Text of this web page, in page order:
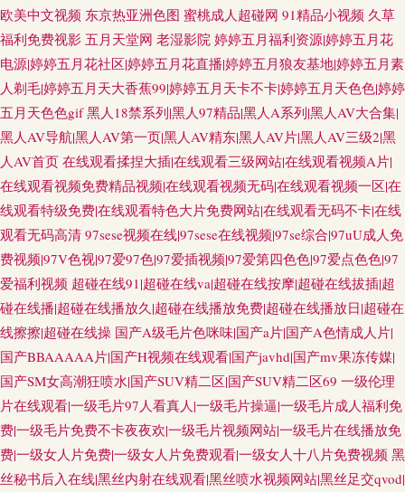
欧美中文视频 东京热亚洲色图 蜜桃成人超碰网 91精品小视频 久草
福利免费视影 五月天堂网 老湿影院 婷婷五月福利资源|婷婷五月花
电源|婷婷五月花社区|婷婷五月花直播|婷婷五月狼友基地|婷婷五月素
人剃毛|婷婷五月天大香蕉99|婷婷五月天卡不卡|婷婷五月天色色|婷婷
五月天色色gif 黑人18禁系列|黑人97精品|黑人A系列|黑人AV大合集|
黑人AV导航|黑人AV第一页|黑人AV精东|黑人AV片|黑人AV三级2|黑
人AV首页 在线观看揉捏大插|在线观看三级网站|在线观看视频A片|
在线观看视频免费精品视频|在线观看视频无码|在线观看视频一区|在
线观看特级免费|在线观看特色大片免费网站|在线观看无码不卡|在线
观看无码高清 97sese视频在线|97sese在线视频|97se综合|97uU成人免
费视频|97V色视|97爱97色|97爱插视频|97爱第四色色|97爱点色色|97
爱福利视频 超碰在线91|超碰在线va|超碰在线按摩|超碰在线拔插|超
碰在线播|超碰在线播放久|超碰在线播放免费|超碰在线播放日|超碰在
线擦擦|超碰在线操 国产A级毛片色咪味|国产a片|国产A色情成人片|
国产BBAAAAA片|国产H视频在线观看|国产javhd|国产mv果冻传媒|
国产SM女高潮狂喷水|国产SUV精二区|国产SUV精二区69 一级伦理
片在线观看|一级毛片97人看真人|一级毛片操逼|一级毛片成人福利免
费|一级毛片免费不卡夜夜欢|一级毛片视频网站|一级毛片在线播放免
费|一级女人片免费|一级女人片免费观看|一级女人十八片免费视频 黑
丝秘书后入在线|黑丝内射在线观看|黑丝喷水视频网站|黑丝足交qvod|